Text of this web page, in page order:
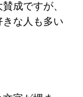
成ですが、
な人も多い